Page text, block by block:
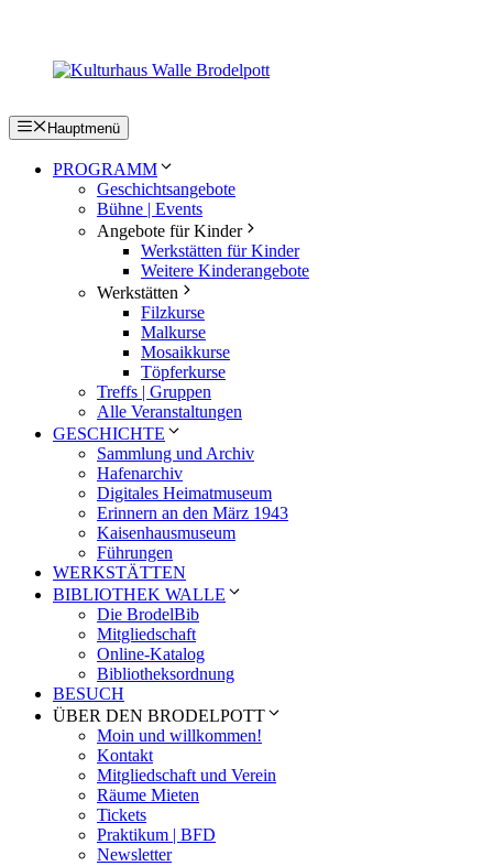
springen
Hauptmenü
PROGRAMM
Geschichtsangebote
Bühne | Events
Angebote für Kinder
Werkstätten für Kinder
Weitere Kinderangebote
Werkstätten
Filzkurse
Malkurse
Mosaikkurse
Töpferkurse
Treffs | Gruppen
Alle Veranstaltungen
GESCHICHTE
Sammlung und Archiv
Hafenarchiv
Digitales Heimatmuseum
Erinnern an den März 1943
Kaisenhausmuseum
Führungen
WERKSTÄTTEN
BIBLIOTHEK WALLE
Die BrodelBib
Mitgliedschaft
Online-Katalog
Bibliotheksordnung
BESUCH
ÜBER DEN BRODELPOTT
Moin und willkommen!
Kontakt
Mitgliedschaft und Verein
Räume Mieten
Tickets
Praktikum | BFD
Newsletter